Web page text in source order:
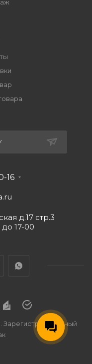
16
д.17 стр.3
17-00
Зарегистрированный